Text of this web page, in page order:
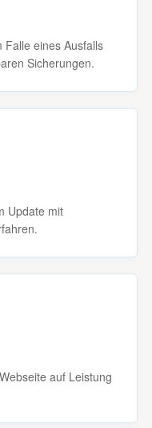
Falle eines Ausfalls
Sicherungen.
Update mit
auf Leistung